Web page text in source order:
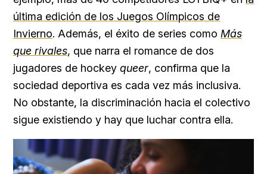
última edición de los Juegos Olímpicos de
Invierno. Además, el éxito de series como Más
que rivales, que narra el romance de dos
jugadores de hockey queer, confirma que la
sociedad deportiva es cada vez más inclusiva.
No obstante, la discriminación hacia el colectivo
sigue existiendo y hay que luchar contra ella.